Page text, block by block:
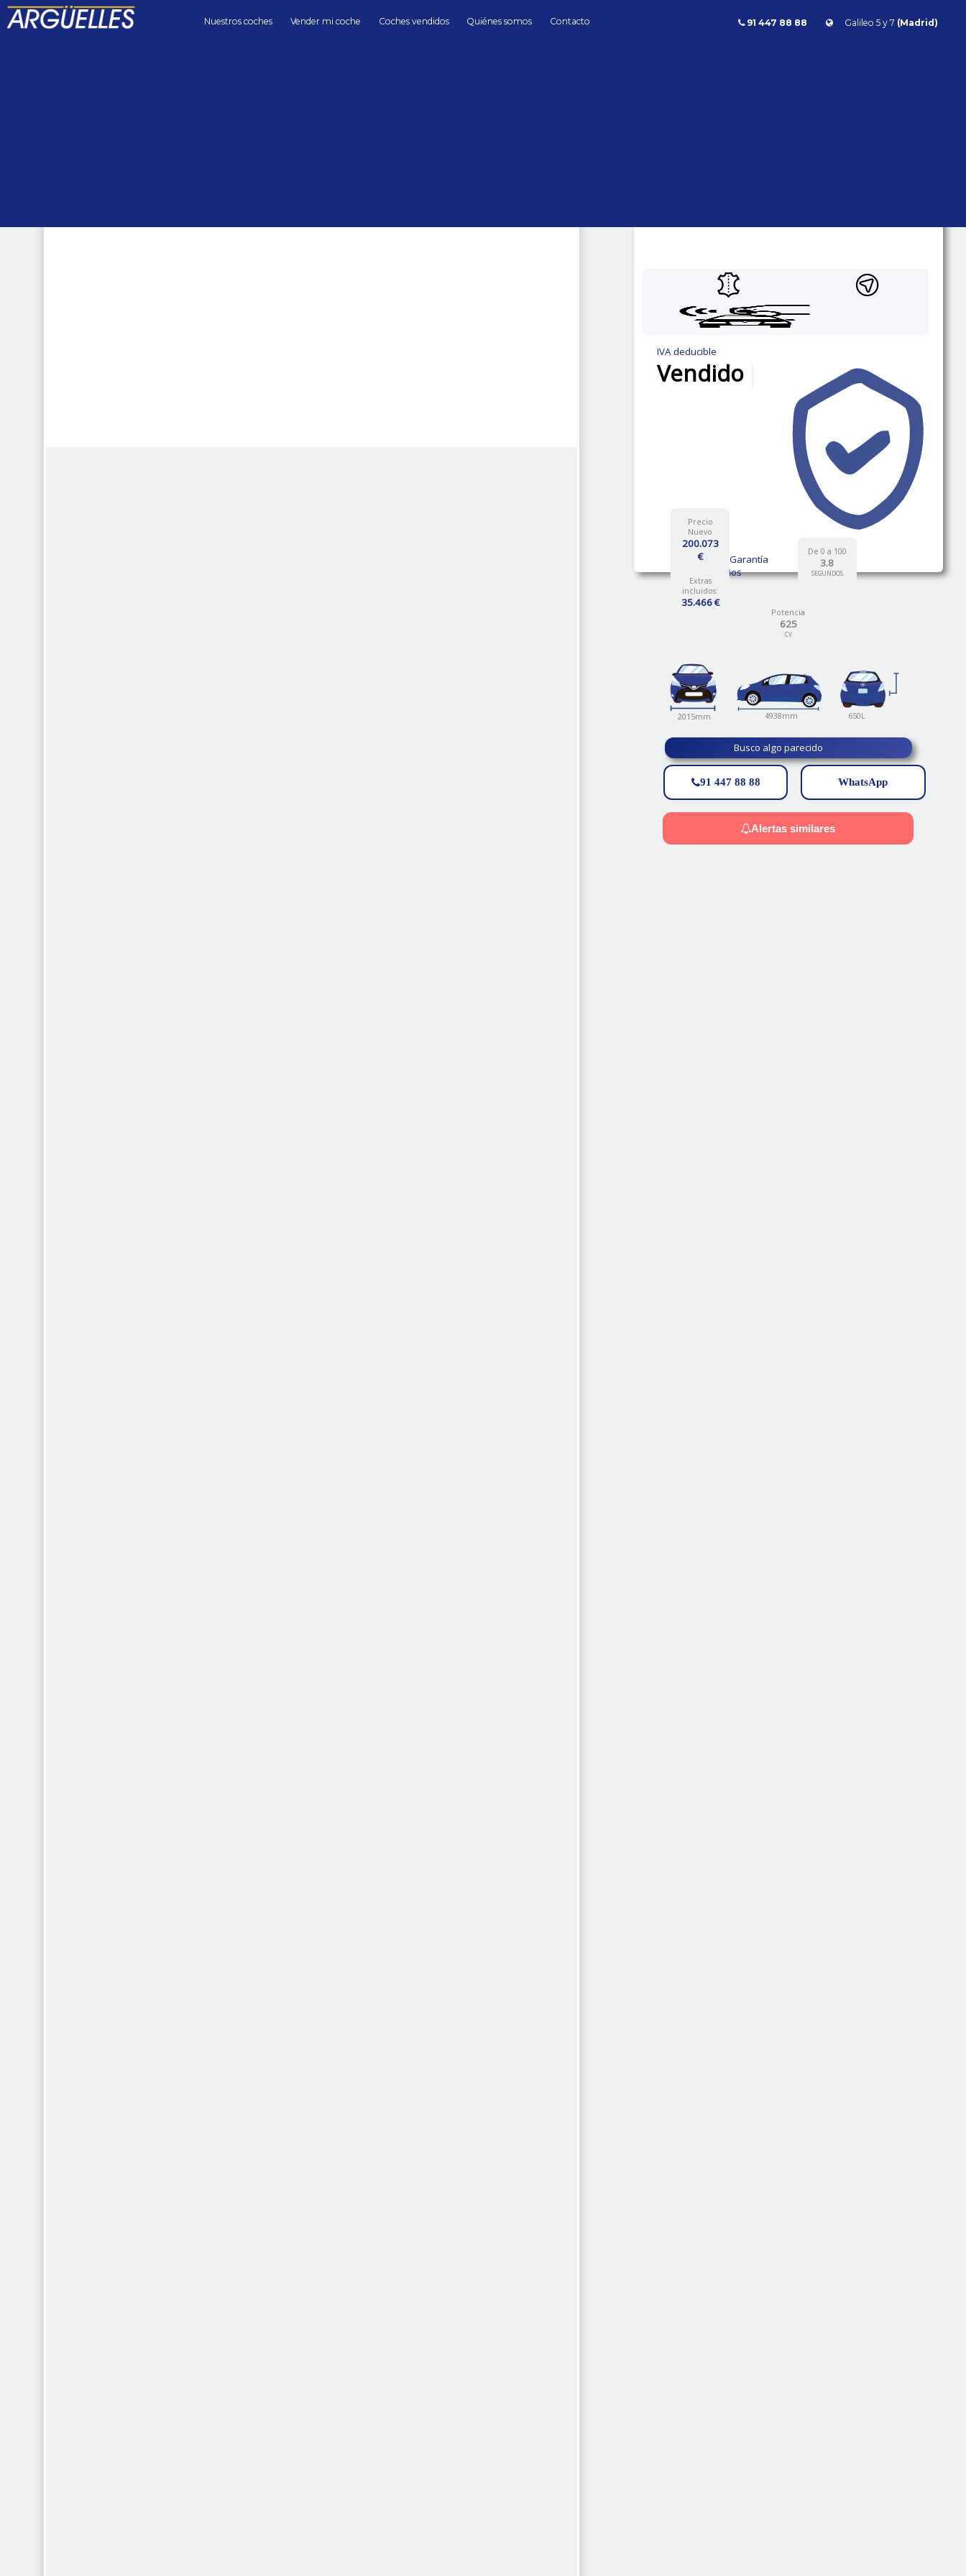
Nuestros coches Vender mi coche Coches vendidos Quiénes somos Contacto 91 447 88 88 Galileo 5 y 7 (Madrid)
IVA deducible
Vendido
12 Meses de Garantía
Talleres propios
De 0 a 100
3.8
SEGUNDOS
Precio
Nuevo
200.073
€
Extras
incluidos:
35.466 €
Potencia
625
CV
2015mm 4938mm 650L
Busco algo parecido
91 447 88 88 WhatsApp
Alertas similares